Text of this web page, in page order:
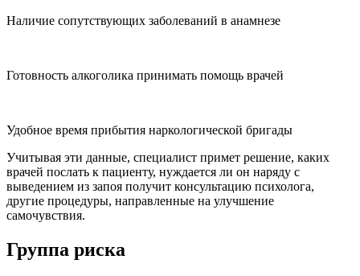
Наличие сопутствующих заболеваний в анамнезе
Готовность алкоголика принимать помощь врачей
Удобное время прибытия наркологической бригады
Учитывая эти данные, специалист примет решение, каких
врачей послать к пациенту, нуждается ли он наряду с
выведением из запоя получит консультацию психолога,
другие процедуры, направленные на улучшение
самочувствия.
Группа риска